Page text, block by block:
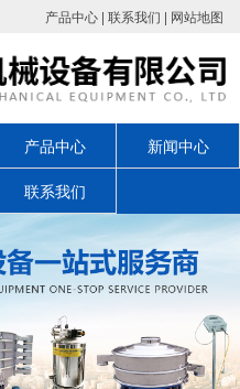
产品中心 | 联系我们 | 网站地图
产品中心 新闻中心
联系我们